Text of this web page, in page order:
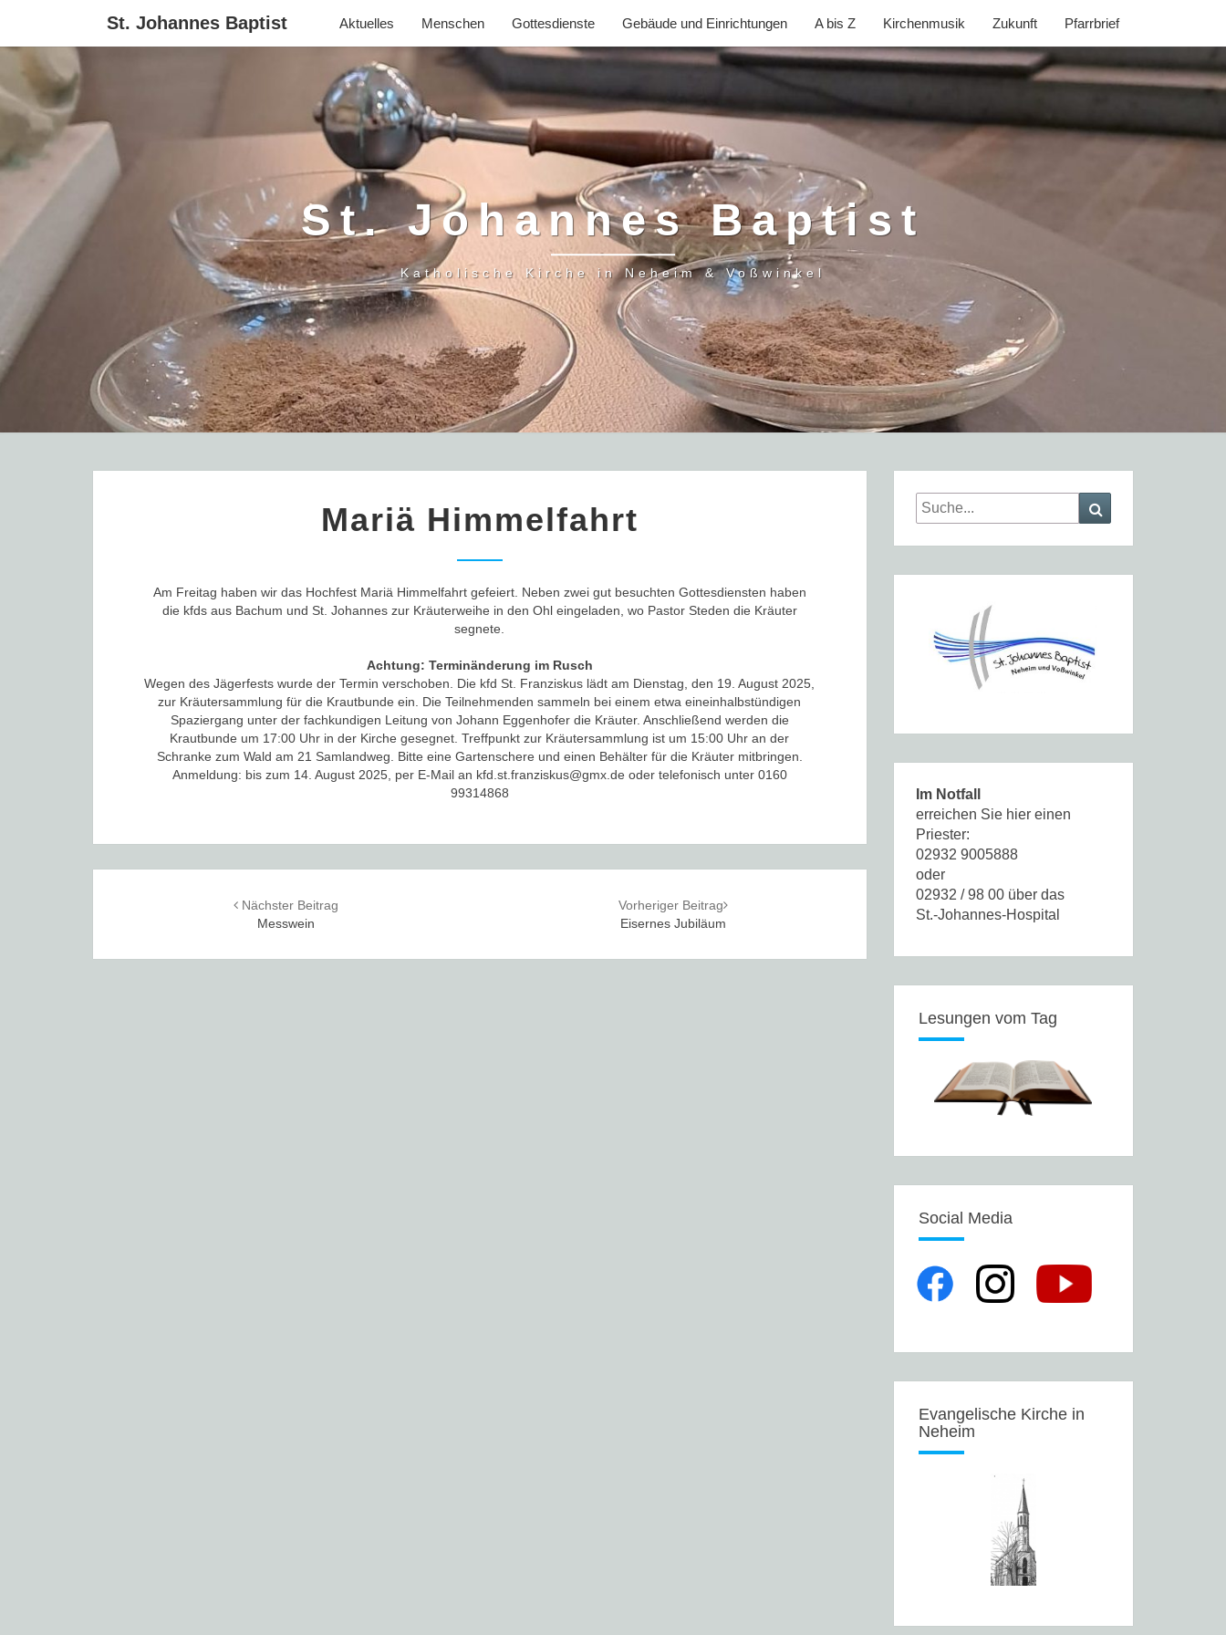
St. Johannes Baptist Aktuelles Menschen Gottesdienste Gebäude und Einrichtungen A bis Z Kirchenmusik Zukunft Pfarrbrief
St. Johannes Baptist
Katholische Kirche in Neheim & Voßwinkel
Himmelfahrt
Mariä Himmelfahrt
Am Freitag haben wir das Hochfest Mariä Himmelfahrt gefeiert. Neben zwei gut besuchten Gottesdiensten haben
die kfds aus Bachum und St. Johannes zur Kräuterweihe in den Ohl eingeladen, wo Pastor Steden die Kräuter
segnete.
Achtung: Terminänderung im Rusch
Wegen des Jägerfests wurde der Termin verschoben. Die kfd St. Franziskus lädt am Dienstag, den 19. August 2025,
zur Kräutersammlung für die Krautbunde ein. Die Teilnehmenden sammeln bei einem etwa eineinhalbstündigen
Spaziergang unter der fachkundigen Leitung von Johann Eggenhofer die Kräuter. Anschließend werden die
Krautbunde um 17:00 Uhr in der Kirche gesegnet. Treffpunkt zur Kräutersammlung ist um 15:00 Uhr an der
Schranke zum Wald am 21 Samlandweg. Bitte eine Gartenschere und einen Behälter für die Kräuter mitbringen.
Anmeldung: bis zum 14. August 2025, per E-Mail an kfd.st.franziskus@gmx.de oder telefonisch unter 0160
99314868
Nächster Beitrag
Messwein
Vorheriger Beitrag
Eisernes Jubiläum
Search
for:
Im Notfall
erreichen Sie hier einen
Priester:
02932 9005888
oder
02932 / 98 00 über das
St.-Johannes-Hospital
Lesungen vom Tag
Social Media
Evangelische Kirche in
Neheim